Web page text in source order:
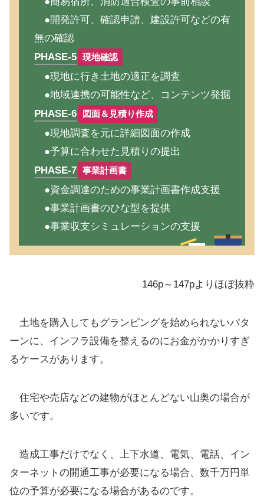
●開発許可、確認申請、建設許可などの有
無の確認
PHASE-5
現地確認
●現地に行き土地の適正を調査
●地域連携の可能性など、コンテンツ発掘
PHASE-6
図面＆見積り作成
●現地調査を元に詳細図面の作成
●予算に合わせた見積りの提出
PHASE-7
事業計画書
●資金調達のための事業計画書作成支援
●事業計画書のひな型を提供
●事業収支シミュレーションの支援
146p～147pよりほぼ抜粋
土地を購入してもグランピングを始められないパタ
ーンに、インフラ設備を整えるのにお金がかかりすぎ
るケースがあります。
住宅や売店などの建物がほとんどない山奥の場合が
多いです。
造成工事だけでなく、上下水道、電気、電話、イン
ターネットの開通工事が必要になる場合、数千万円単
位の予算が必要になる場合があるのです。